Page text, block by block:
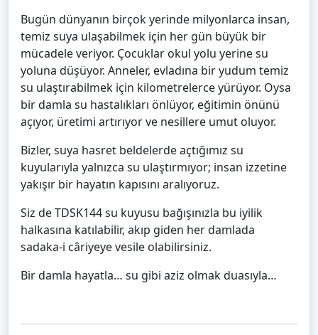
Bugün dünyanın birçok yerinde milyonlarca insan,
temiz suya ulaşabilmek için her gün büyük bir
mücadele veriyor. Çocuklar okul yolu yerine su
yoluna düşüyor. Anneler, evladına bir yudum temiz
su ulaştırabilmek için kilometrelerce yürüyor. Oysa
bir damla su hastalıkları önlüyor, eğitimin önünü
açıyor, üretimi artırıyor ve nesillere umut oluyor.
Bizler, suya hasret beldelerde açtığımız su
kuyularıyla yalnızca su ulaştırmıyor; insan izzetine
yakışır bir hayatın kapısını aralıyoruz.
Siz de TDSK144 su kuyusu bağışınızla bu iyilik
halkasına katılabilir, akıp giden her damlada
sadaka-i câriyeye vesile olabilirsiniz.
Bir damla hayatla… su gibi aziz olmak duasıyla…